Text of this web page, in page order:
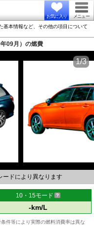
お気に入り メニュー
基本情報など、その他の項目について
09月）の燃費
ードにより異なります
1/3
10・15モード
-km/L
件等により実際の燃料消費率は異な